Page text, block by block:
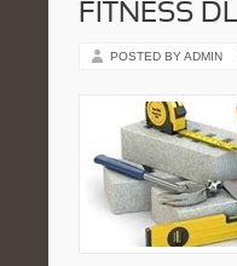
FITNESS
POSTED BY ADMIN